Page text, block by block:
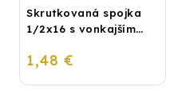
Skrutkovaná spojka
1/2x16 s vonkajším
1,48 €